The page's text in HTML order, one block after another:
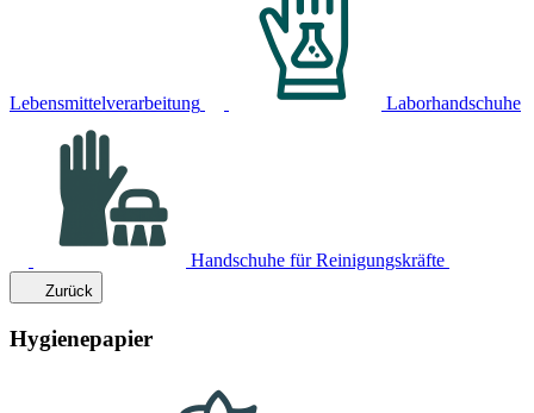
Lebensmittelverarbeitung Laborhandschuhe
Handschuhe für Reinigungskräfte
Zurück
Hygienepapier